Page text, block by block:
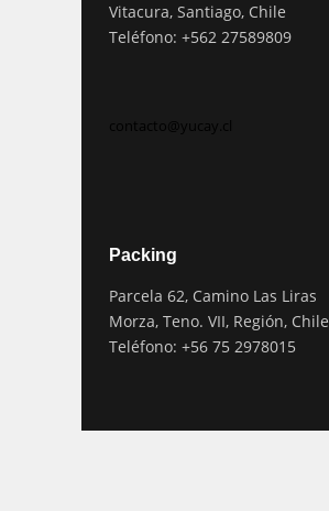
Vitacura, Santiago, Chile
Teléfono: +562 27589809
contacto@yucay.cl
Packing
Parcela 62, Camino Las Liras
Morza, Teno. VII, Región, Chile
Teléfono: +56 75 2978015